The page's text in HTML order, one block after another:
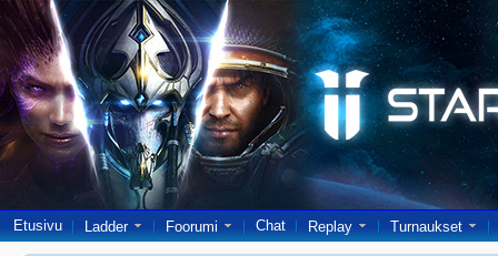
Etusivu Ladder Foorumi Chat Replay Turnaukset